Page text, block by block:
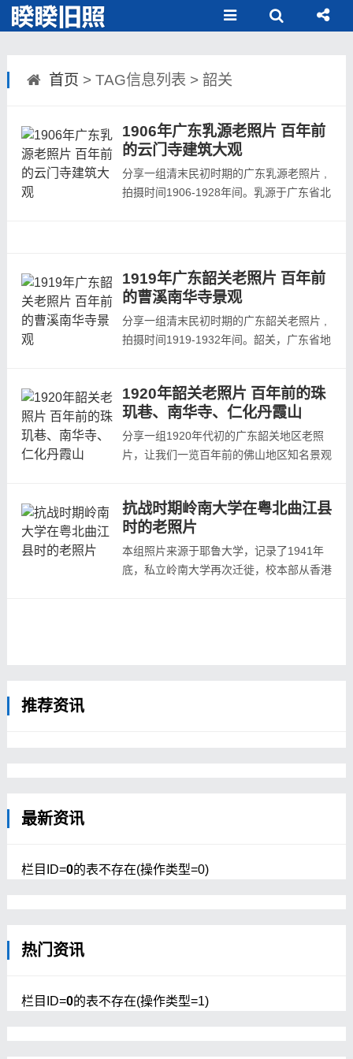
首页 > TAG信息列表 > 韶关
1906年广东乳源老照片 百年前
的云门寺建筑大观
分享一组清末民初时期的广东乳源老照片 ,
拍摄时间1906-1928年间。乳源于广东省北
东省3个少数民族自治县之一。南宋乾道三
年（公元1167年）置乳源县，因县北丰岗
岭溶洞盛产石钟乳，洞中有源泉流出而得
名...
1919年广东韶关老照片 百年前
的曹溪南华寺景观
分享一组清末民初时期的广东韶关老照片 ,
拍摄时间1919-1932年间。韶关，广东省地
沿袭。元鼎六年设曲江县时，便以韶关为县
治。韶州得名韶关始于明清之际，在今韶关
市区先后设立水陆三个税关收税，俗称韶
关。下面我们就一起来看这组韶关的老照片
1920年韶关老照片 百年前的珠
玑巷、南华寺、仁化丹霞山
分享一组1920年代初的广东韶关地区老照
片，让我们一览百年前的佛山地区知名景观
胜》一书。 本书原名叫《广东名胜史迹》
又名《粤古稽真》1922年广东岳阳堂药行
发行所发行。以下为本书中韶关部分的相关
照片，现在整理出来供大家阅览。珠玑古
抗战时期岭南大学在粤北曲江县
时的老照片
本组照片来源于耶鲁大学，记录了1941年
底，私立岭南大学再次迁徙，校本部从香港
推荐资讯
最新资讯
栏目ID=0的表不存在(操作类型=0)
热门资讯
栏目ID=0的表不存在(操作类型=1)